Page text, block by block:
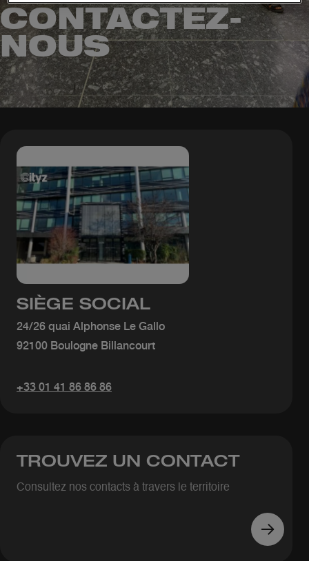
CONTACTEZ-
NOUS
SIÈGE SOCIAL
24/26 quai Alphonse Le Gallo
92100 Boulogne Billancourt
+33 01 41 86 86 86
TROUVEZ UN CONTACT
Consultez nos contacts à travers le territoire